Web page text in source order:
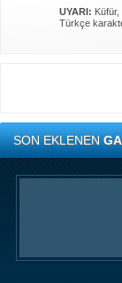
UYARI:
Türkçe
SON EKLENEN